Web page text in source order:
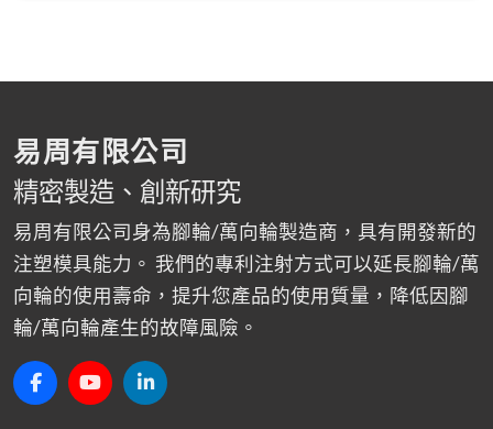
易周有限公司
精密製造、創新研究
易周有限公司身為腳輪/萬向輪製造商，具有開發新的
注塑模具能力。 我們的專利注射方式可以延長腳輪/萬
向輪的使用壽命，提升您產品的使用質量，降低因腳
輪/萬向輪產生的故障風險。